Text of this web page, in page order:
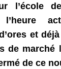
l’école
et
de marché
de ce